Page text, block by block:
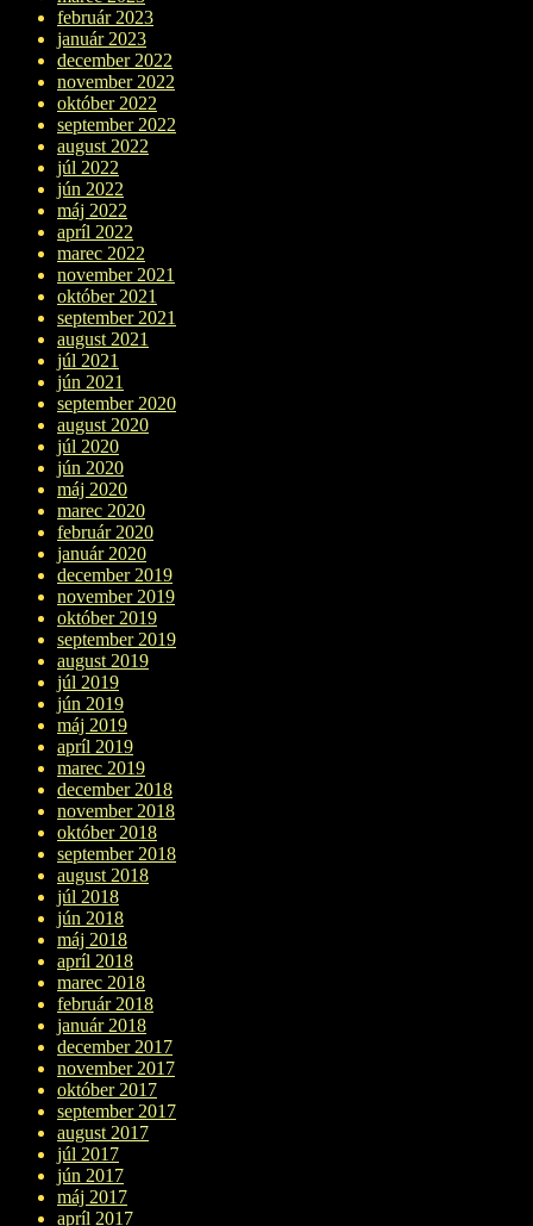
február 2023
január 2023
december 2022
november 2022
október 2022
september 2022
august 2022
júl 2022
jún 2022
máj 2022
apríl 2022
marec 2022
november 2021
október 2021
september 2021
august 2021
júl 2021
jún 2021
september 2020
august 2020
júl 2020
jún 2020
máj 2020
marec 2020
február 2020
január 2020
december 2019
november 2019
október 2019
september 2019
august 2019
júl 2019
jún 2019
máj 2019
apríl 2019
marec 2019
december 2018
november 2018
október 2018
september 2018
august 2018
júl 2018
jún 2018
máj 2018
apríl 2018
marec 2018
február 2018
január 2018
december 2017
november 2017
október 2017
september 2017
august 2017
júl 2017
jún 2017
máj 2017
apríl 2017